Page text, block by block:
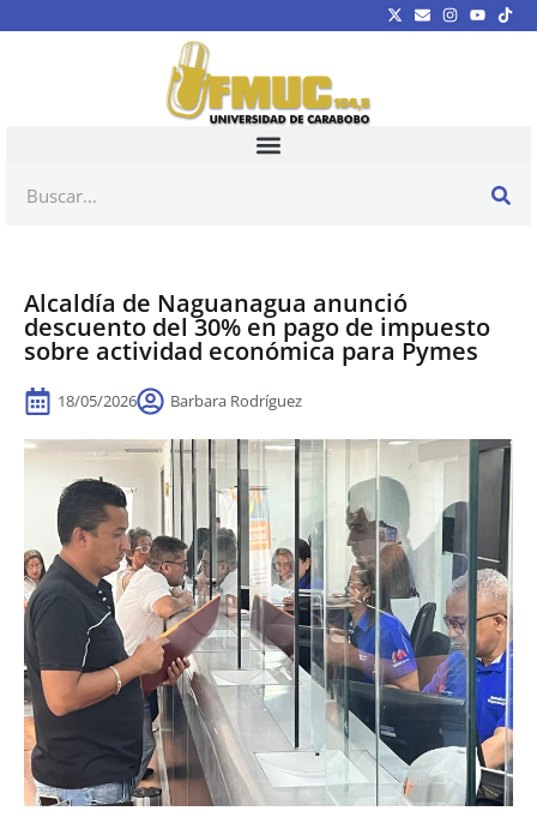
Alcaldía de Naguanagua anunció
descuento del 30% en pago de impuesto
sobre actividad económica para Pymes
18/05/2026 Barbara Rodríguez